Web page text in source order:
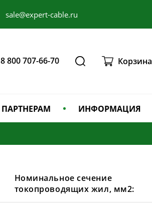
sale@expert-cable.ru
8 800 707-66-70 Корзина
ПАРТНЕРАМ ИНФОРМАЦИЯ
Номинальное сечение
токопроводящих жил, мм2: